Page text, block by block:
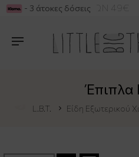
ΑΝΩ ΤΩΝ 49€
- 3 άτοκες δόσεις
Έπιπλα
L.B.T. Είδη Εξωτερικού